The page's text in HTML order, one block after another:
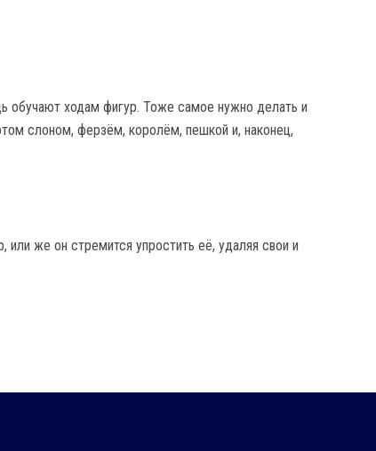
ходам фигур. Тоже самое нужно делать и
слоном, ферзём, королём, пешкой и, наконец,
или же он стремится упростить её, удаляя свои и